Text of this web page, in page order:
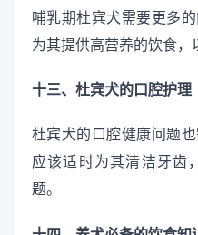
哺乳期杜宾犬需要更多
为其提供高营养的饮食，
十三、杜宾犬的口腔护理
杜宾犬的口腔健康问题
应该适时为其清洁牙齿
题。